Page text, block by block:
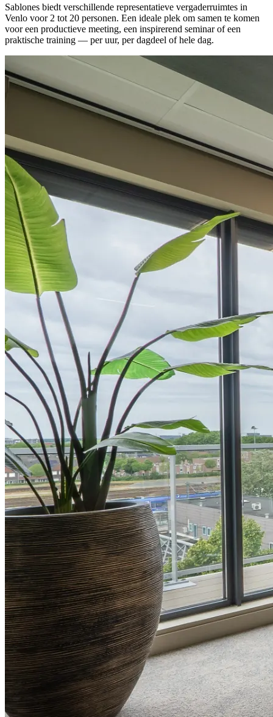
Sablones biedt verschillende representatieve vergaderruimtes in
Venlo voor 2 tot 20 personen. Een ideale plek om samen te komen
voor een productieve meeting, een inspirerend seminar of een
praktische training — per uur, per dagdeel of hele dag.